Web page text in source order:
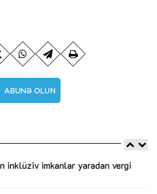
inklüziv imkanlar yaradan vergi